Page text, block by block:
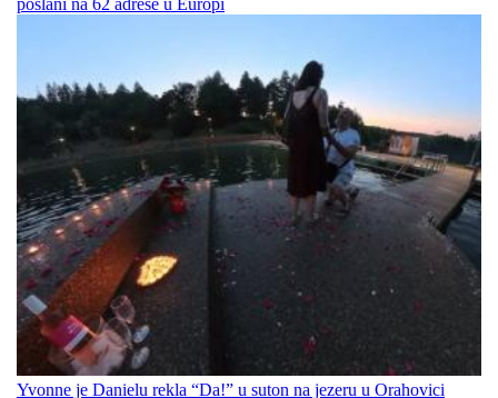
poslani na 62 adrese u Europi
Yvonne je Danielu rekla “Da!” u suton na jezeru u Orahovici